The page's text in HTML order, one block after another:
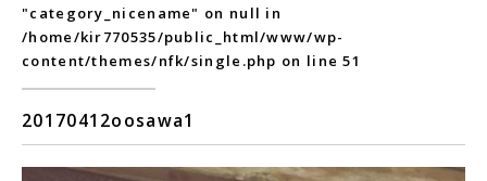
"category_nicename" on null in
/home/kir770535/public_html/www/wp-
content/themes/nfk/single.php on line51
20170412oosawa1